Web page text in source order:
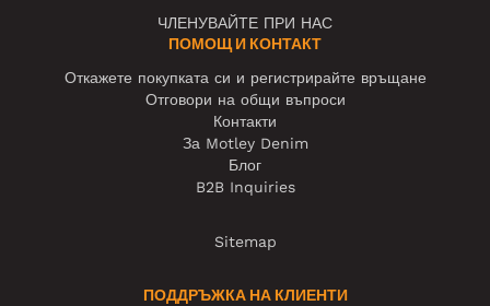
ЧЛЕНУВАЙТЕ ПРИ НАС
ПОМОЩ И КОНТАКТ
Откажете покупката си и регистрирайте връщане
Отговори на общи въпроси
Контакти
За Motley Denim
Блог
B2B Inquiries
Sitemap
ПОДДРЪЖКА НА КЛИЕНТИ